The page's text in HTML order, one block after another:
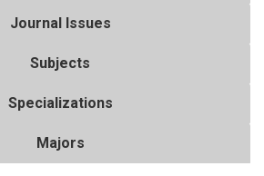
Journal Issues
Subjects
Specializations
Majors